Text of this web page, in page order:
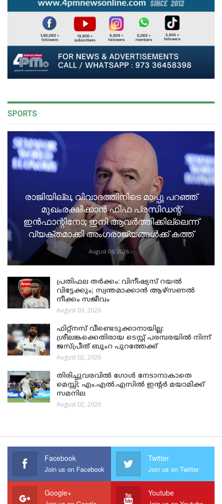
SPORTS
രാജിയില്ല, വിവാദത്തിനിടെ മാപ്പു പറഞ്ഞ്
മുഖംരക്ഷിക്കാൻ ഫിഫ പ്രസിഡന്റ്
ഇൻഫാന്റിനോ; ഇനി ആവർത്തിക്കില്ലെന്ന്
വ്യക്തമാക്കി അംഗരാജ്യങ്ങൾക്ക് കത്ത്
August 06, 2026
പ്രതിഫല തർക്കം: വിനീഷ്യസ് റയൽ
വിട്ടേക്കും; സ്വന്തമാക്കാൻ ആഴ്സണൽ
നീക്കം സജീവം
August 03, 2026
ഫിറ്റ്നസ് വീണ്ടെടുക്കാനായില്ല:
ശ്രീലങ്കക്കെതിരായ ടെസ്റ്റ് പരമ്പരയിൽ നിന്ന്
ജസ്പ്രീത് ബുംറ പുറത്തേക്ക്
August 02, 2026
തിരിച്ചുവരവിൽ ഗോൾ നേടാനാകാതെ
മെസ്സി; എം.എൽ.എസിൽ ഇന്റർ മയാമിക്ക്
സമനില
August 02, 2026
Facebook
Join us on Facebook
Twitter
Join us on Twitter
Google+ Youtube